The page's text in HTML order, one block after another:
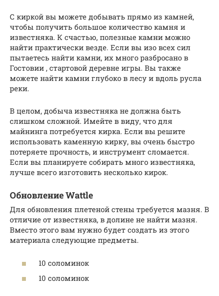
С киркой вы можете добывать прямо из камней,
чтобы получить большое количество камня и
известняка. К счастью, полезные камни можно
найти практически везде. Если вы изо всех сил
пытаетесь найти камни, их много разбросано в
Гостовии , стартовой деревне игры. Вы также
можете найти камни глубоко в лесу и вдоль русла
реки.
В целом, добыча известняка не должна быть
слишком сложной. Имейте в виду, что для
майнинга потребуется кирка. Если вы решите
использовать каменную кирку, вы очень быстро
потеряете прочность, и инструмент сломается.
Если вы планируете собирать много известняка,
лучше всего изготовить несколько кирок.
Обновление Wattle
Для обновления плетеной стены требуется мазня. В
отличие от известняка, в долине не найти мазня.
Вместо этого вам нужно будет создать из этого
материала следующие предметы.
10 соломинок
10 соломинок